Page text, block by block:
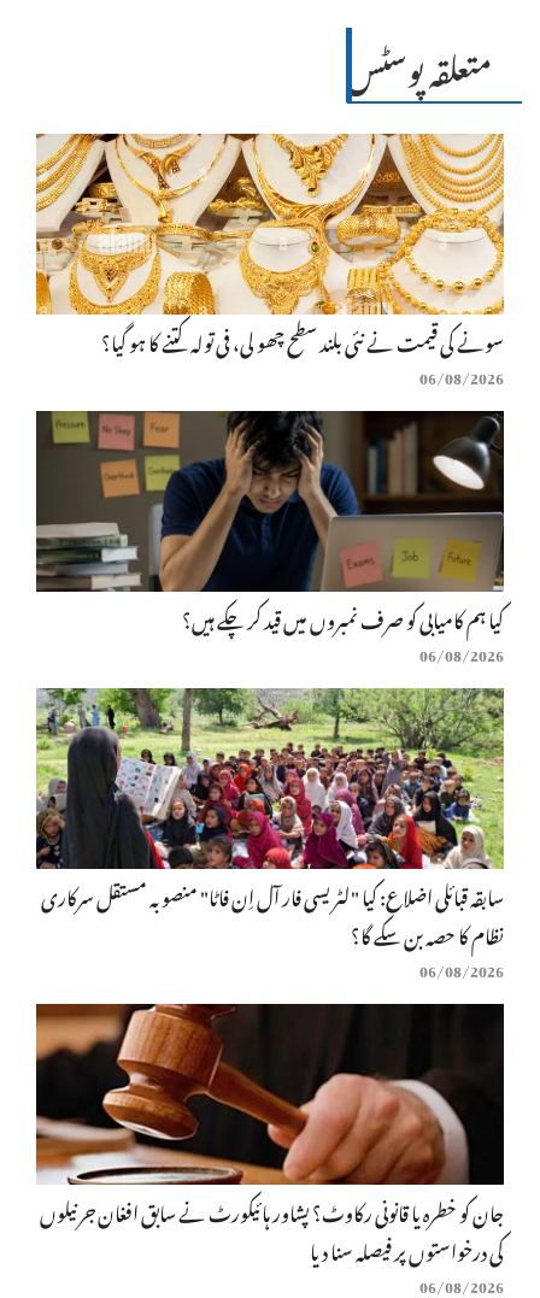
متعلقہ پوسٹس
سونے کی قیمت نے نئی بلند سطح چھو لی، فی تولہ کتنے کا ہو گیا؟
06/08/2026
کیا ہم کامیابی کو صرف نمبروں میں قید کر چکے ہیں؟
06/08/2026
سابقہ قبائلی اضلاع: کیا "لٹریسی فار آل اِن فاٹا" منصوبہ مستقل سرکاری
نظام کا حصہ بن سکے گا؟
06/08/2026
جان کو خطرہ یا قانونی رکاوٹ؟ پشاور ہائیکورٹ نے سابق افغان جرنیلوں
کی درخواستوں پر فیصلہ سنا دیا
06/08/2026